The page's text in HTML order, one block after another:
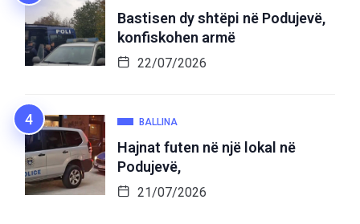
Bastisen dy shtëpi në Podujevë,
konfiskohen armë
22/07/2026
BALLINA
Hajnat futen në një lokal në
Podujevë,
21/07/2026